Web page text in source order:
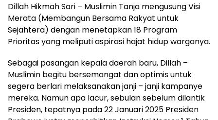
Dillah Hikmah Sari – Muslimin Tanja mengusung Visi
Merata (Membangun Bersama Rakyat untuk
Sejahtera) dengan menetapkan 18 Program
Prioritas yang meliputi aspirasi hajat hidup warganya.
Sebagai pasangan kepala daerah baru, Dillah –
Muslimin begitu bersemangat dan optimis untuk
segera berlari melaksanakan janji – janji kampanye
mereka. Namun apa lacur, sebulan sebelum dilantik
Presiden, tepatnya pada 22 Januari 2025 Presiden